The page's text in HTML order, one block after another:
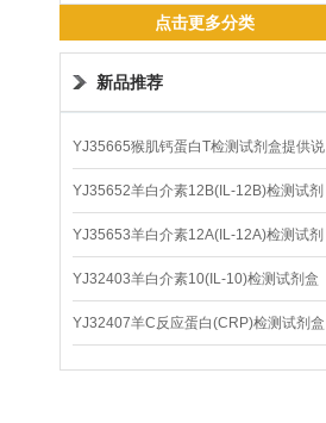
点击更多分类
新品推荐
YJ35665猴肌钙蛋白T检测试剂盒提供说
明书
YJ35652羊白介素12B(IL-12B)检测试剂
盒
YJ35653羊白介素12A(IL-12A)检测试剂
盒
YJ32403羊白介素10(IL-10)检测试剂盒
YJ32407羊C反应蛋白(CRP)检测试剂盒